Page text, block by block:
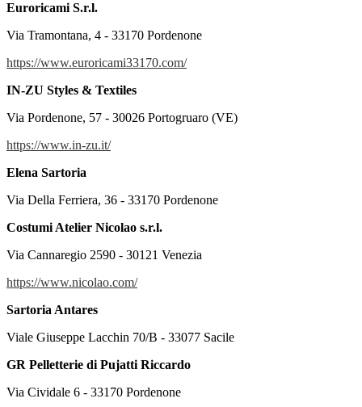
Euroricami S.r.l.
Via Tramontana, 4 - 33170 Pordenone
https://www.euroricami33170.com/
IN-ZU Styles & Textiles
Via Pordenone, 57 - 30026 Portogruaro (VE)
https://www.in-zu.it/
Elena Sartoria
Via Della Ferriera, 36 - 33170 Pordenone
Costumi Atelier Nicolao s.r.l.
Via Cannaregio 2590 - 30121 Venezia
https://www.nicolao.com/
Sartoria Antares
Viale Giuseppe Lacchin 70/B - 33077 Sacile
GR Pelletterie di Pujatti Riccardo
Via Cividale 6 - 33170 Pordenone